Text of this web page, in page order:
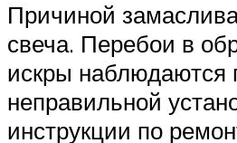
Причиной
свеча. Перебои в
искры наблюдаются
неправильной
инструкции по